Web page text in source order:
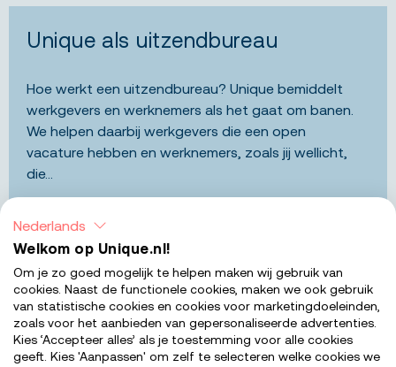
Unique als uitzendbureau
Hoe werkt een uitzendbureau? Unique bemiddelt
werkgevers en werknemers als het gaat om banen.
We helpen daarbij werkgevers die een open
vacature hebben en werknemers, zoals jij wellicht,
die...
Contractvormen
Als HR-dienstverlener bieden wij onze
Nederlands
Welkom op Unique.nl!
Om je zo goed mogelijk te helpen maken wij gebruik van
cookies. Naast de functionele cookies, maken we ook gebruik
van statistische cookies en cookies voor marketingdoeleinden,
zoals voor het aanbieden van gepersonaliseerde advertenties.
Kies ‘Accepteer alles’ als je toestemming voor alle cookies
geeft. Kies 'Aanpassen' om zelf te selecteren welke cookies we